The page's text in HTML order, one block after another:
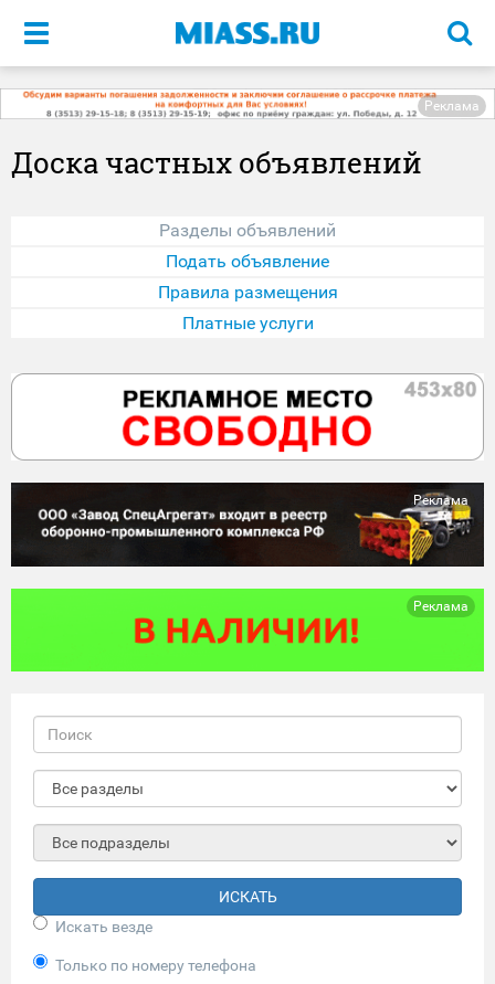
Меню
Реклама
Доска частных объявлений
Разделы объявлений
Подать объявление
Правила размещения
Платные услуги
Реклама
Реклама
ИСКАТЬ
Искать везде
Только по номеру телефона